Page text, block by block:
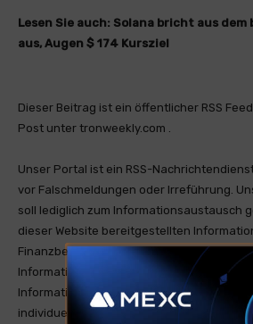
Lesen Sie auch: Solana bricht aus dem
aus, Augen $ 174 Kursziel
Dieser Beitrag ist ein öffentlicher RSS
Post unter tronweekly.com .
Unser Portal ist ein RSS-
vor Falschmeldungen oder Irreführung.
soll lediglich zum Informationsaustausch
dieser Website bereitgestellten
Finanzberatung dar und sind nicht als
Informationen sind allgemeiner Natur und
Informationszwecken. Wenn Sie
individuelle Situation benötigen, sollten